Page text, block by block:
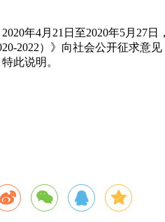
2020年4月21日至2020年5月27
2022）》向社会公开征求意
特此说明。